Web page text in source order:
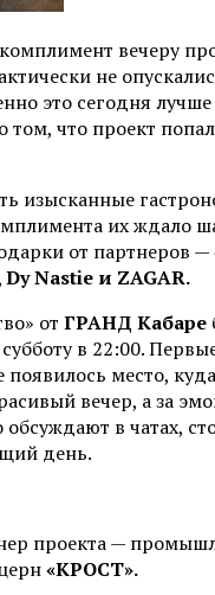
вечеру
не
это сегодня
том, что проект
изысканные
их ждало
от партнеров —
Nastie и ZAGAR.
от ГРАНД Кабаре
в 22:00.
появилось место,
вечер, а за
в чатах,
день.
проекта —
«КРОСТ».